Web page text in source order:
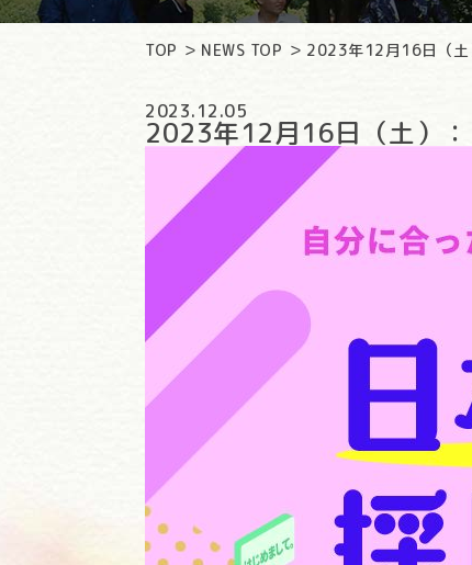
TOP NEWS TOP 2023年12月16日（土
2023.12.05
2023年12月16日（土）